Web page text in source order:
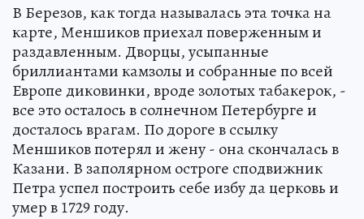
В Березов, как тогда называлась эта точка на
карте, Меншиков приехал поверженным и
раздавленным. Дворцы, усыпанные
бриллиантами камзолы и собранные по всей
Европе диковинки, вроде золотых табакерок, -
все это осталось в солнечном Петербурге и
досталось врагам. По дороге в ссылку
Меншиков потерял и жену - она скончалась в
Казани. В заполярном остроге сподвижник
Петра успел построить себе избу да церковь и
умер в 1729 году.